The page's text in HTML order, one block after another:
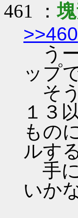
461 ：
>>460
う
ップ
そ
１３
もの
ルす
手に
いか